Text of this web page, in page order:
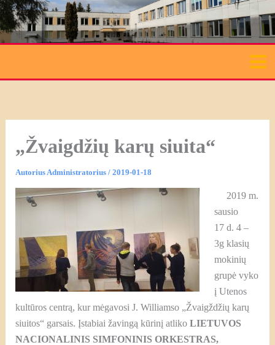
Pereiti
prie
turinio
„Žvaigdžių karų siuita“
AutoriusAdministratorius / 2019-01-18
2019 m.
sausio
17 d. 4 –
3g klasių
mokinių
grupė vyko
į Utenos
kultūros centrą, kur mėgavosi J. Williamso „Žvaigždžių karų
siuitos“ garsais. Įstabiai žavingą kūrinį atliko LIETUVOS
NACIONALINIS SIMFONINIS ORKESTRAS,